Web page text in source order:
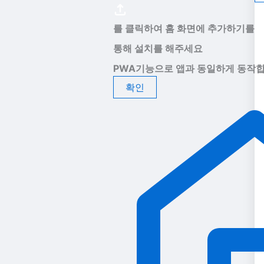
를 클릭하여 홈 화면에 추가하기를
통해 설치를 해주세요
PWA기능으로 앱과 동일하게 동작
확인